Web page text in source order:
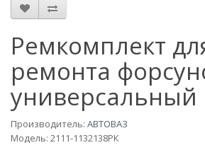
Ремкомплект
ремонта
универсальный
Производитель: АВТОВАЗ
Модель: 2111-1132138РК